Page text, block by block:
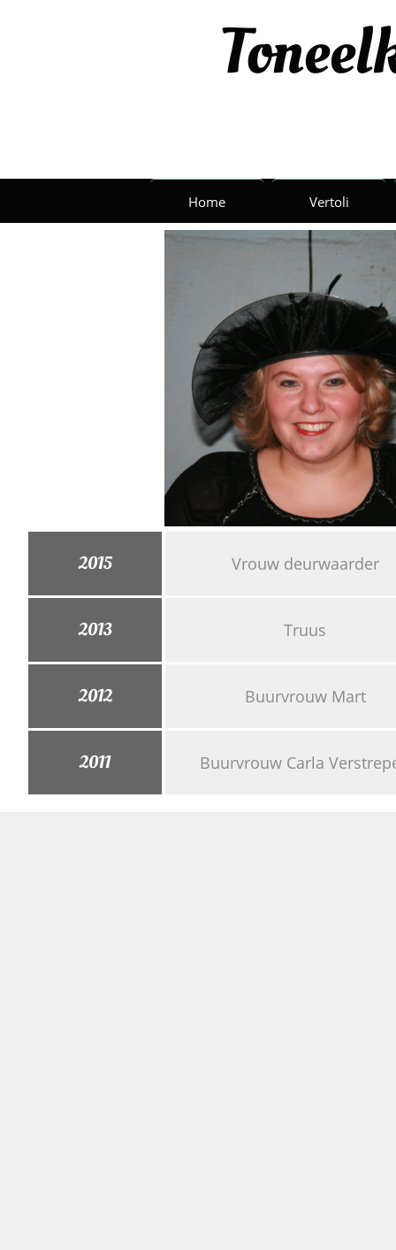
Home Vertoli
Vrouw deurwaarder
2015
Truus
2013
Buurvrouw Mart
2012
Buurvrouw Carla
2011